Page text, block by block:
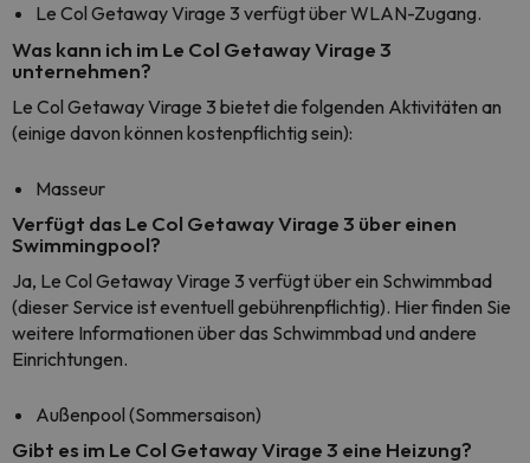
Le Col Getaway Virage 3 verfügt über WLAN-Zugang.
Was kann ich im Le Col Getaway Virage 3
unternehmen?
Le Col Getaway Virage 3 bietet die folgenden Aktivitäten an
(einige davon können kostenpflichtig sein):
Masseur
Verfügt das Le Col Getaway Virage 3 über einen
Swimmingpool?
Ja, Le Col Getaway Virage 3 verfügt über ein Schwimmbad
(dieser Service ist eventuell gebührenpflichtig). Hier finden Sie
weitere Informationen über das Schwimmbad und andere
Einrichtungen.
Außenpool (Sommersaison)
Gibt es im Le Col Getaway Virage 3 eine Heizung?